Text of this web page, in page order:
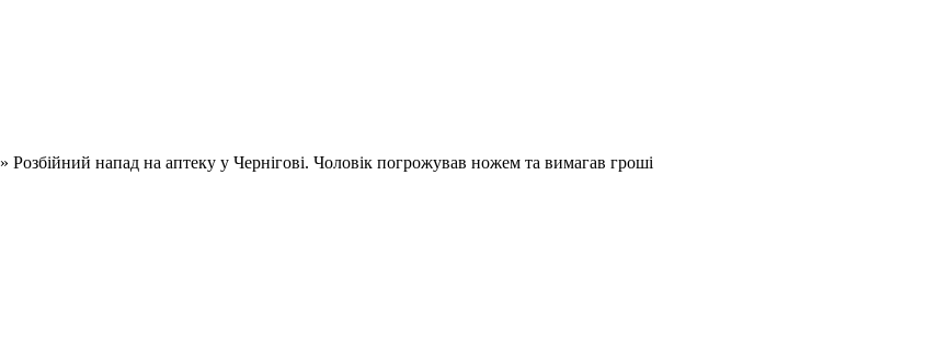
» Розбійний напад на аптеку у Чернігові. Чоловік погрожував ножем та вимагав гроші